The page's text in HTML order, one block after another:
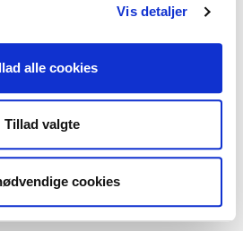
Vis detaljer
alle cookies
Tillad valgte
cookies